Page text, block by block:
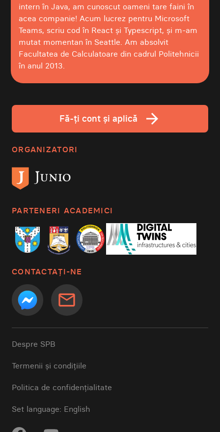
intern în Java, am cunoscut oameni tare faini în
acea companie! Acum lucrez pentru Microsoft
Teams, scriu cod în React și Typescript, și m-am
mutat momentan în Seattle. Am absolvit
Facultatea de Calculatoare din cadrul Politehnicii
în anul 2013.
Fă-ți cont și aplică arrow_forward
ORGANIZATORI
PARTENERI ACADEMICI
CONTACTAȚI-NE
mail_outline
Despre SPB
Termenii și condițiile
Politica de confidențialitate
Set language: English